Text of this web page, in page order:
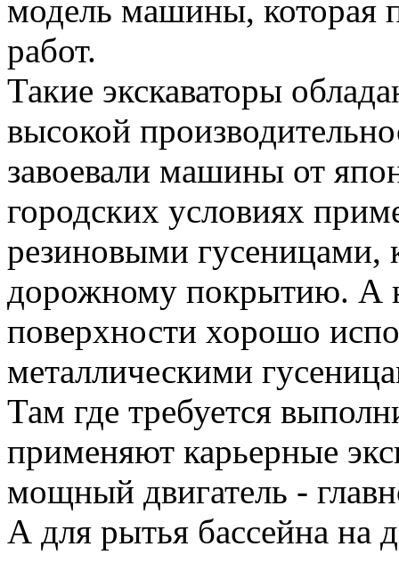
модель машины, которая
работ.
Такие экскаваторы
высокой
завоевали машины от
городских условиях
резиновыми гусеницами,
дорожному покрытию. А
поверхности хорошо
металлическими
Там где требуется
применяют карьерные
мощный двигатель -
А для рытья бассейна на